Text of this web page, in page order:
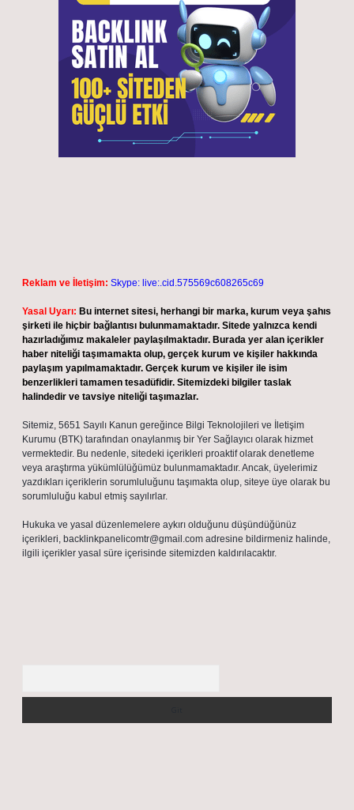
Reklam ve İletişim: Skype: live:.cid.575569c608265c69
Yasal Uyarı: Bu internet sitesi, herhangi bir marka, kurum veya şahıs
şirketi ile hiçbir bağlantısı bulunmamaktadır. Sitede yalnızca kendi
hazırladığımız makaleler paylaşılmaktadır. Burada yer alan içerikler
haber niteliği taşımamakta olup, gerçek kurum ve kişiler hakkında
paylaşım yapılmamaktadır. Gerçek kurum ve kişiler ile isim
benzerlikleri tamamen tesadüfidir. Sitemizdeki bilgiler taslak
halindedir ve tavsiye niteliği taşımazlar.
Sitemiz, 5651 Sayılı Kanun gereğince Bilgi Teknolojileri ve İletişim
Kurumu (BTK) tarafından onaylanmış bir Yer Sağlayıcı olarak hizmet
vermektedir. Bu nedenle, sitedeki içerikleri proaktif olarak denetleme
veya araştırma yükümlülüğümüz bulunmamaktadır. Ancak, üyelerimiz
yazdıkları içeriklerin sorumluluğunu taşımakta olup, siteye üye olarak bu
sorumluluğu kabul etmiş sayılırlar.
Hukuka ve yasal düzenlemelere aykırı olduğunu düşündüğünüz
içerikleri, backlinkpanelicomtr@gmail.com adresine bildirmeniz halinde,
ilgili içerikler yasal süre içerisinde sitemizden kaldırılacaktır.